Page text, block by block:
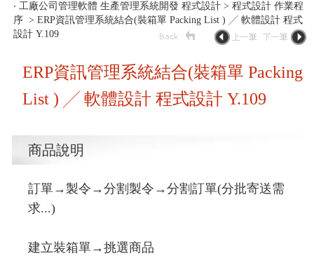
‧ 工廠公司管理軟體 生產管理系統開發 程式設計 > 程式設計 作業程
序 > ERP資訊管理系統結合(裝箱單 Packing List ) ╱ 軟體設計 程式
設計 Y.109
ERP資訊管理系統結合(裝箱單 Packing
List ) ╱ 軟體設計 程式設計 Y.109
商品說明
訂單→製令→分割製令→分割訂單(分批寄送需
求...)
建立裝箱單→挑選商品